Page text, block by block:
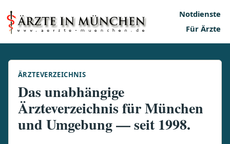
Notdienste
Für Ärzte
ÄRZTEVERZEICHNIS
Das unabhängige
Ärzteverzeichnis für München
und Umgebung — seit 1998.